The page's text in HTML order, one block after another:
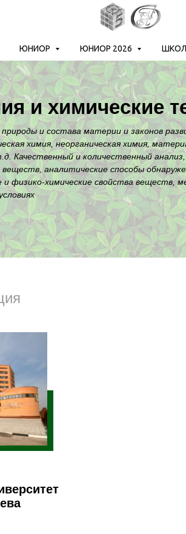
ЮНИОР ЮНИОР 2026
и состава материи и законов
химия, неорганическая химия,
Качественный и количественный
веществ, аналитические способы
и физико-химические свойства веществ,
и химические